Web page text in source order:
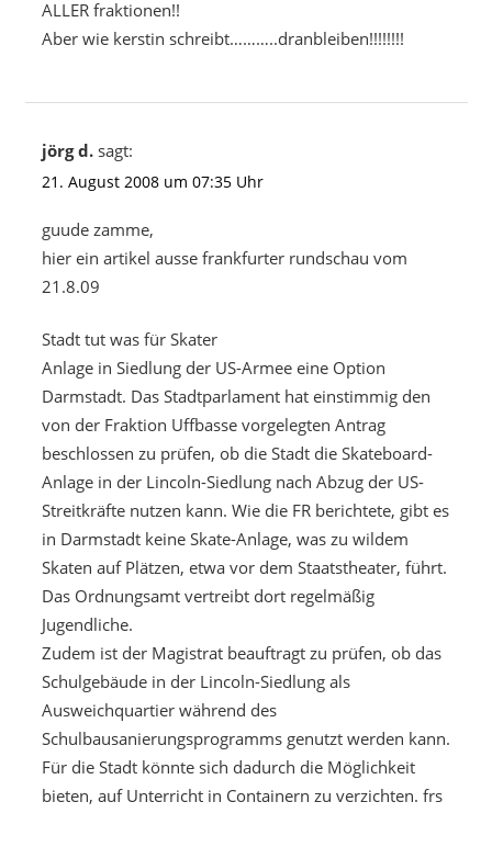
ALLER fraktionen!!
Aber wie kerstin schreibt………..dranbleiben!!!!!!!!
jörg d. sagt:
21. August 2008 um 07:35 Uhr
guude zamme,
hier ein artikel ausse frankfurter rundschau vom
21.8.09
Stadt tut was für Skater
Anlage in Siedlung der US-Armee eine Option
Darmstadt. Das Stadtparlament hat einstimmig den
von der Fraktion Uffbasse vorgelegten Antrag
beschlossen zu prüfen, ob die Stadt die Skateboard-
Anlage in der Lincoln-Siedlung nach Abzug der US-
Streitkräfte nutzen kann. Wie die FR berichtete, gibt es
in Darmstadt keine Skate-Anlage, was zu wildem
Skaten auf Plätzen, etwa vor dem Staatstheater, führt.
Das Ordnungsamt vertreibt dort regelmäßig
Jugendliche.
Zudem ist der Magistrat beauftragt zu prüfen, ob das
Schulgebäude in der Lincoln-Siedlung als
Ausweichquartier während des
Schulbausanierungsprogramms genutzt werden kann.
Für die Stadt könnte sich dadurch die Möglichkeit
bieten, auf Unterricht in Containern zu verzichten. frs